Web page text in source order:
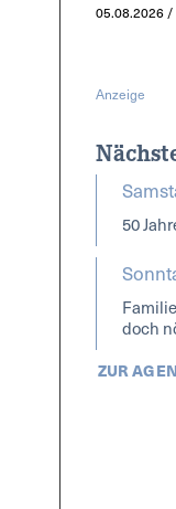
05.08.2026 /
Anzeige
50
doch
ZUR